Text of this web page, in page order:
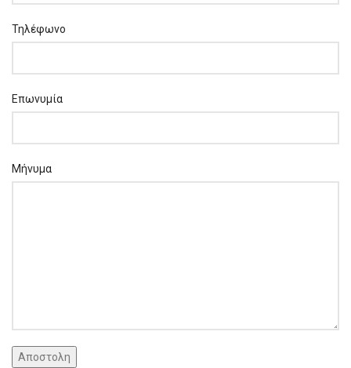
Τηλέφωνο
Επωνυμία
Μήνυμα